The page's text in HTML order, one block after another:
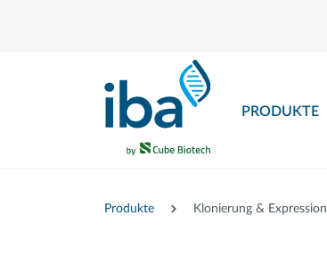
PRODUKTE
Produkte Klonierung & Expression